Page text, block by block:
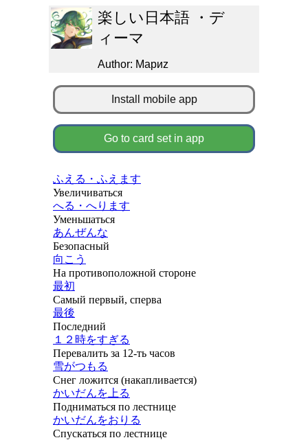
楽しい日本語 ・デ
ィーマ
Author: Мариz
Install mobile app
Go to card set in app
ふえる・ふえます
Увеличиваться
へる・へります
Уменьшаться
あんぜんな
Безопасный
向こう
На противоположной стороне
最初
Самый первый, сперва
最後
Последний
１２時をすぎる
Перевалить за 12-ть часов
雪がつもる
Снег ложится (накапливается)
かいだんを上る
Подниматься по лестнице
かいだんをおりる
Спускаться по лестнице